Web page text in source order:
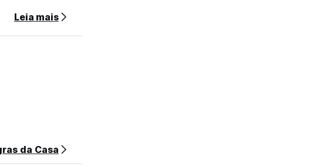
e retornar
de chegada
essas
recepção antes
Leia mais
da Casa